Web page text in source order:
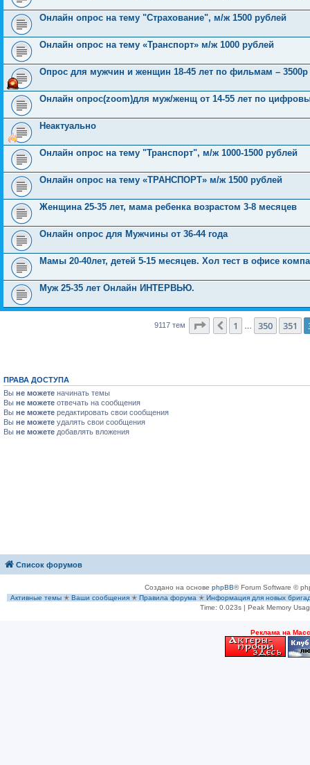
Онлайн опрос на тему "Страхование", м/ж 1500 рублей
Онлайн опрос на тему «Транспорт» м/ж 1000 рублей
Опрос для мужчин и женщин 18-45 лет по фильмам – 3500р
Онлайн опрос(zoom)для муж/женщ от 14-55 лет по
Неактуально
Онлайн опрос на тему "Транспорт", м/ж 1000-1500 рублей
Онлайн опрос на тему «ТРАНСПОРТ» м/ж 1500 рублей
Женщина 25-35 лет, мама ребенка возрастом 3-8 месяцев
Онлайн опрос для Мужчины от 36-44 года
Мамы 20-40лет, детей 5-15 месяцев. Хол тест в офисе
Муж 25-35 лет Онлайн ИНТЕРВЬЮ.
9117 тем Страница 352из 365
Пред.
1 350 351
ПРАВА ДОСТУПА
Вы не можете начинать темы
Вы не можете отвечать на сообщения
Вы не можете редактировать свои сообщения
Вы не можете удалять свои сообщения
Вы не можете добавлять вложения
Список форумов
Создано на основе phpBB® Forum Software ©
Активные темы ✭ Ваши сообщения ✭ Правила форума ✭ Информация для новых
Time: 0.023s| Peak Memory
Рeклама на